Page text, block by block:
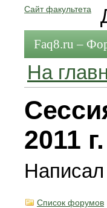
Сайт факультета
Faq8.ru –
На
2011 г.
Написал
Список форумов